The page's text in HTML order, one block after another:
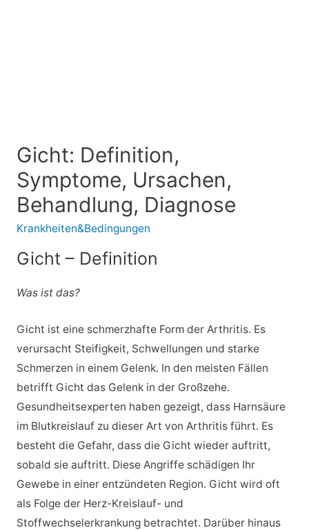
Gicht: Definition,
Symptome, Ursachen,
Behandlung, Diagnose
Krankheiten&Bedingungen
Gicht – Definition
Was ist das?
Gicht ist eine schmerzhafte Form der Arthritis. Es
verursacht Steifigkeit, Schwellungen und starke
Schmerzen in einem Gelenk. In den meisten Fällen
betrifft Gicht das Gelenk in der Großzehe.
Gesundheitsexperten haben gezeigt, dass Harnsäure
im Blutkreislauf zu dieser Art von Arthritis führt. Es
besteht die Gefahr, dass die Gicht wieder auftritt,
sobald sie auftritt. Diese Angriffe schädigen Ihr
Gewebe in einer entzündeten Region. Gicht wird oft
als Folge der Herz-Kreislauf- und
Stoffwechselerkrankung betrachtet. Darüber hinaus